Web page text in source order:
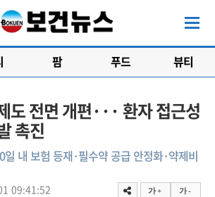
팜 푸드 뷰티
도 전면 개편··· 환자 접근성
촉진
일 내 보험 등재·필수약 공급 안정화·약제비
09:41:52 가 + 가 -